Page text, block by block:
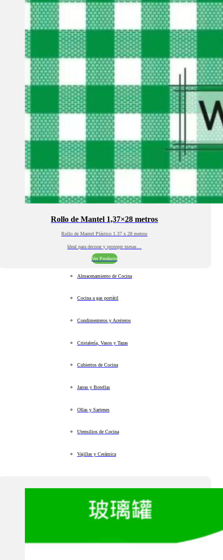
Rollo de Mantel 1,37×28 metros
Rollo de Mantel Plástico 1.37 x 28 metros
Ideal para decorar y proteger mesas…
Ver Producto
Almacenamiento de Cocina
Cocina a gas portátil
Condimenteros y Aceiteros
Cristalería, Vasos y Tazas
Cubiertos de Cocina
Jarras y Botellas
Ollas y Sartenes
Utensilios de Cocina
Vajillas y Cerámica